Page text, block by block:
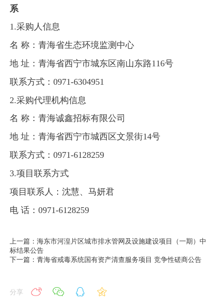
系
1.采购人信息
名 称：青海省生态环境监测中心
地 址：青海省西宁市城东区南山东路116号
联系方式： 0971-6304951
2.采购代理机构信息
名 称：青海诚鑫招标有限公司
地 址：青海省西宁市城西区文景街14号
联系方式： 0971-6128259
3.项目联系方式
项目联系人：沈慧、马妍君
电 话： 0971-6128259
上一篇：海东市河湟片区城市排水管网及设施建设项目（一期）中
标结果公告
下一篇：青海省戒毒系统国有资产清查服务项目 竞争性磋商公告
分享